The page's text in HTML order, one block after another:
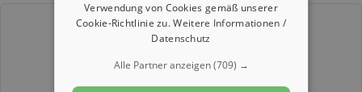
Verwendung von Cookies gemäß unserer
Cookie-Richtlinie zu.Weitere Informationen /
Datenschutz
Alle Partner anzeigen(709) →